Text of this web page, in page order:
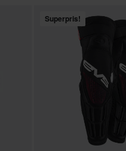
Superpris!